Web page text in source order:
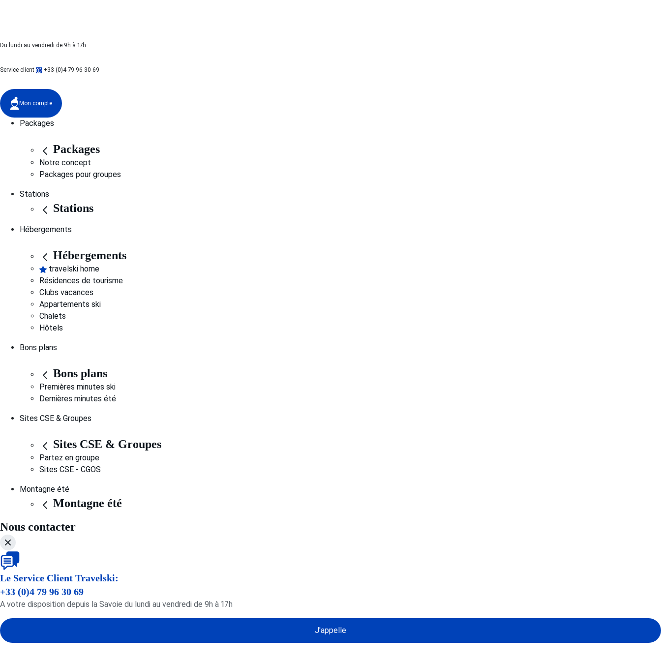
Du lundi au vendredi de 9h à 17h
Service client +33 (0)4 79 96 30 69
Mon compte
Packages
Packages
Notre concept
Packages pour groupes
Stations
Stations
Hébergements
Hébergements
travelski home
Résidences de tourisme
Clubs vacances
Appartements ski
Chalets
Hôtels
Bons plans
Bons plans
Premières minutes ski
Dernières minutes été
Sites CSE & Groupes
Sites CSE & Groupes
Partez en groupe
Sites CSE - CGOS
Montagne été
Montagne été
Nous contacter
Le Service Client Travelski:
+33 (0)4 79 96 30 69
A votre disposition depuis la Savoie du lundi au vendredi de 9h à 17h
J'appelle